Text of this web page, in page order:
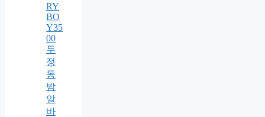
RY
BO
Y35
00
두
정
동
밤
알
바